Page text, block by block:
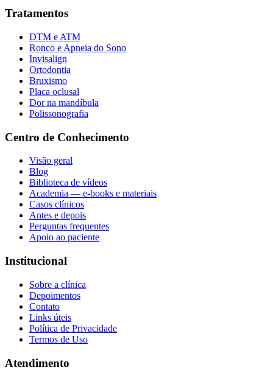
Tratamentos
DTM e ATM
Ronco e Apneia do Sono
Invisalign
Ortodontia
Bruxismo
Placa oclusal
Dor na mandíbula
Polissonografia
Centro de Conhecimento
Visão geral
Blog
Biblioteca de vídeos
Academia — e-books e materiais
Casos clínicos
Antes e depois
Perguntas frequentes
Apoio ao paciente
Institucional
Sobre a clínica
Depoimentos
Contato
Links úteis
Política de Privacidade
Termos de Uso
Atendimento